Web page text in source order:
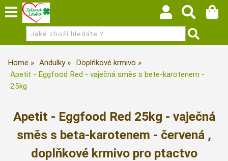
Home Andulky
Doplňkové krmivo
Apetit - Eggfood Red - vaječná směs s bete-karotenem -
25kg
Apetit - Eggfood Red 25kg - vaječná
směs s beta-karotenem - červená ,
doplňkové krmivo pro ptactvo